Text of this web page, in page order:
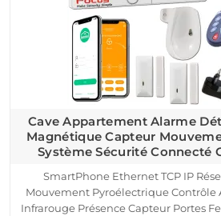
Cave Appartement Alarme
Magnétique Capteur
Système Sécurité Connecté
SmartPhone Ethernet TCP IP
Mouvement Pyroélectrique Contrôle
Infrarouge Présence Capteur Portes